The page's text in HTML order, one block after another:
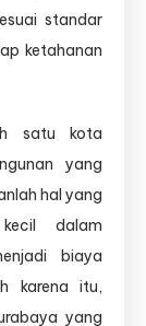
standar
ketahanan
satu kota
yang
hal yang
dalam
biaya
karena itu,
yang